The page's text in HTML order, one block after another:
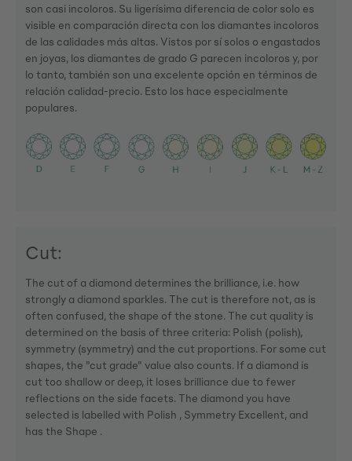
son casi incoloros. Su ligerísima diferencia de color solo es
visible en comparación directa con los diamantes incoloros
de las calidades más altas. Vistos por sí solos o engastados
en joyas, los diamantes de grado G parecen incoloros y, por
lo tanto, también son una excelente opción en términos de
relación calidad-precio. Esto los hace especialmente
populares.
Cut:
The cut of a diamond determines the brilliance, i.e. how
strongly a diamond sparkles. The cut is therefore not, as is
often confused, the shape of the stone. The cut quality is
determined on the basis of three criteria: Polish (polish),
symmetry (symmetry) and the cut proportions. For some cut
shapes, the "cut grade" value also counts. If a diamond is
cut too shallow or deep, it loses brilliance due to fewer
reflections on the side facets. The diamond you have
selected is labelled with Polish , Symmetry Excellent, and
has the Shape .